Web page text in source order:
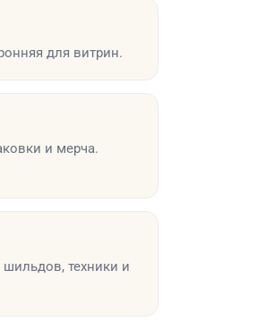
для витрин.
и мерча.
техники и